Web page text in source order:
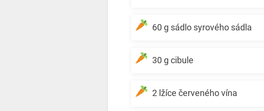
60 g sádlo syrového sádla
30 g cibule
2 lžíce červeného vína